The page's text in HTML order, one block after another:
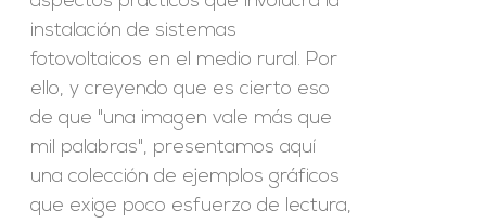
instalación de sistemas
fotovoltaicos en el medio rural. Por
ello, y creyendo que es cierto eso
de que "una imagen vale más que
mil palabras", presentamos aquí
una colección de ejemplos gráficos
que exige poco esfuerzo de lectura,